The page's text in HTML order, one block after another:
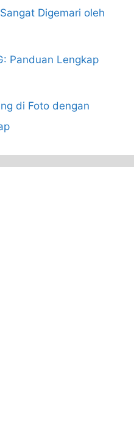
Digemari oleh
Panduan Lengkap
di Foto dengan